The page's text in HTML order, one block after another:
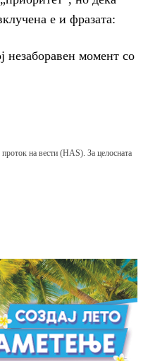
е и фразата:
незаборавен момент со
на вести (HAS). За целосната